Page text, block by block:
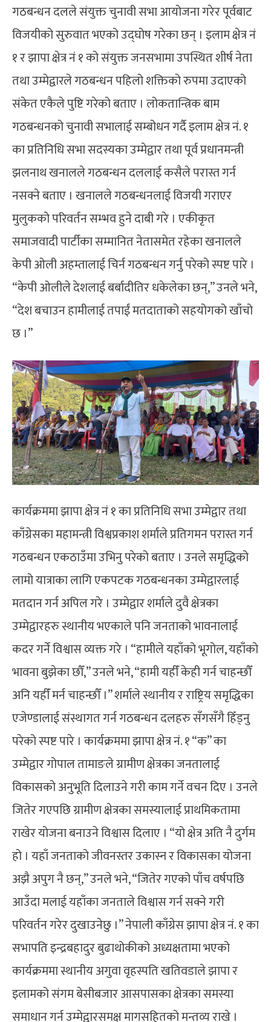
गठबन्धन दलले संयुक्त चुनावी सभा आयोजना गरेर पूर्वबाट
विजयीको सुरुवात भएको उद्घोष गरेका छन् । इलाम क्षेत्र नं
१ र झापा क्षेत्र नं १ को संयुक्त जनसभामा उपस्थित शीर्ष नेता
तथा उम्मेद्वारले गठबन्धन पहिलो शक्तिको रुपमा उदाएको
संकेत एकैले पुष्टि गरेको बताए । लोकतान्त्रिक बाम
गठबन्धनको चुनावी सभालाई सम्बोधन गर्दै इलाम क्षेत्र नं. १
का प्रतिनिधि सभा सदस्यका उम्मेद्वार तथा पूर्व प्रधानमन्त्री
झलनाथ खनालले गठबन्धन दललाई कसैले परास्त गर्न
नसक्ने बताए । खनालले गठबन्धनलाई विजयी गराएर
मुलुकको परिवर्तन सम्भव हुने दाबी गरे । एकीकृत
समाजवादी पार्टीका सम्मानित नेतासमेत रहेका खनालले
केपी ओली अहम्तालाई चिर्न गठबन्धन गर्नु परेको स्पष्ट पारे ।
“केपी ओलीले देशलाई बर्बादीतिर धकेलेका छन्,” उनले भने,
“देश बचाउन हामीलाई तपाईं मतदाताको सहयोगको खाँचो
छ ।”
कार्यक्रममा झापा क्षेत्र नं १ का प्रतिनिधि सभा उम्मेद्वार तथा
काँग्रेसका महामन्त्री विश्वप्रकाश शर्माले प्रतिगमन परास्त गर्न
गठबन्धन एकठाउँमा उभिनु परेको बताए । उनले समृद्धिको
लामो यात्राका लागि एकपटक गठबन्धनका उम्मेद्वारलाई
मतदान गर्न अपिल गरे । उम्मेद्वार शर्माले दुवै क्षेत्रका
उम्मेद्वारहरु स्थानीय भएकाले पनि जनताको भावनालाई
कदर गर्ने विश्वास व्यक्त गरे । “हामीले यहाँको भूगोल, यहाँको
भावना बुझेका छौँ,” उनले भने, “हामी यहीँ केही गर्न चाहन्छौँ
अनि यहीँ मर्न चाहन्छौँ ।” शर्माले स्थानीय र राष्ट्रिय समृद्धिका
एजेण्डालाई संस्थागत गर्न गठबन्धन दलहरु सँगसँगै हिँड्नु
परेको स्पष्ट पारे । कार्यक्रममा झापा क्षेत्र नं. १ “क” का
उम्मेद्वार गोपाल तामाङले ग्रामीण क्षेत्रका जनतालाई
विकासको अनुभूति दिलाउने गरी काम गर्ने वचन दिए । उनले
जितेर गएपछि ग्रामीण क्षेत्रका समस्यालाई प्राथमिकतामा
राखेर योजना बनाउने विश्वास दिलाए । “यो क्षेत्र अति नै दुर्गम
हो । यहाँ जनताको जीवनस्तर उकास्न र विकासका योजना
अझै अपुग नै छन्,” उनले भने, “जितेर गएको पाँच वर्षपछि
आउँदा मलाई यहाँका जनताले विश्वास गर्न सक्ने गरी
परिवर्तन गरेर दुखाउनेछु ।” नेपाली काँग्रेस झापा क्षेत्र नं. १ का
सभापति इन्द्रबहादुर बुढाथोकीको अध्यक्षतामा भएको
कार्यक्रममा स्थानीय अगुवा वृहस्पति खतिवडाले झापा र
इलामको संगम बेसीबजार आसपासका क्षेत्रका समस्या
समाधान गर्न उम्मेद्वारसमक्ष मागसहितको मन्तव्य राखे ।